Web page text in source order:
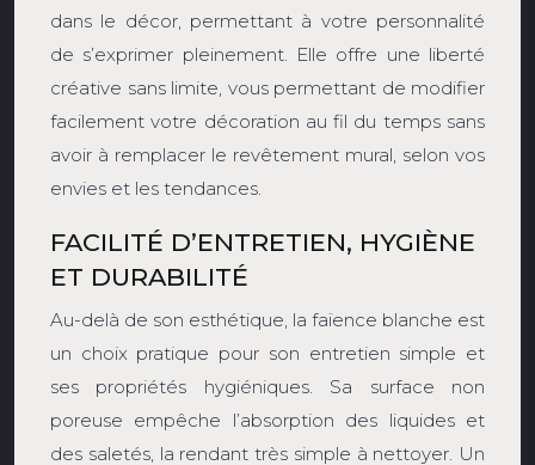
dans le décor, permettant à votre personnalité
de s’exprimer pleinement. Elle offre une liberté
créative sans limite, vous permettant de modifier
facilement votre décoration au fil du temps sans
avoir à remplacer le revêtement mural, selon vos
envies et les tendances.
FACILITÉ D’ENTRETIEN, HYGIÈNE
ET DURABILITÉ
Au-delà de son esthétique, la faïence blanche est
un choix pratique pour son entretien simple et
ses propriétés hygiéniques. Sa surface non
poreuse empêche l’absorption des liquides et
des saletés, la rendant très simple à nettoyer. Un